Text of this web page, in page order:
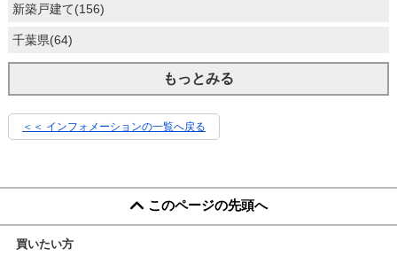
新築戸建て(156)
千葉県(64)
もっとみる
＜＜ インフォメーションの一覧へ戻る
このページの先頭へ
買いたい方